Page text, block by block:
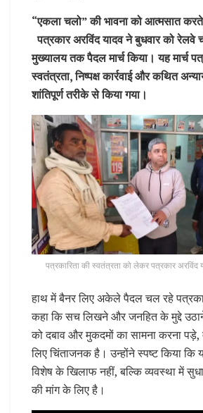
“एकला चलो” की भावना को आत्मसात
पत्रकार अरविंद यादव ने बुधवार को रेलवे
मुख्यालय तक पैदल मार्च किया। यह मार्च
स्वतंत्रता, निष्पक्ष कार्रवाई और कथित
शांतिपूर्ण तरीके से किया गया।
पत्रकारिता की स्वतंत्रता को लेकर पत्रकार अरविंद
हाथ में बैनर लिए अकेले पैदल चल रहे
कहा कि सच लिखने और जनहित के मुद्दे
को दबाव और मुकदमों का सामना करना
लिए चिंताजनक है। उन्होंने स्पष्ट किया कि
विशेष के खिलाफ नहीं, बल्कि व्यवस्था में
की मांग के लिए है।